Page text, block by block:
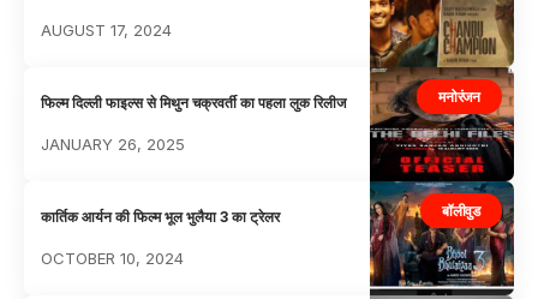
AUGUST 17, 2024
मनोरंजन
फिल्म दिल्ली फाइल्स से मिथुन चक्रवर्ती का पहला लुक रिलीज
JANUARY 26, 2025
बॉलीवुड
कार्तिक आर्यन की फिल्म भूल भुलैया 3 का ट्रेलर
OCTOBER 10, 2024